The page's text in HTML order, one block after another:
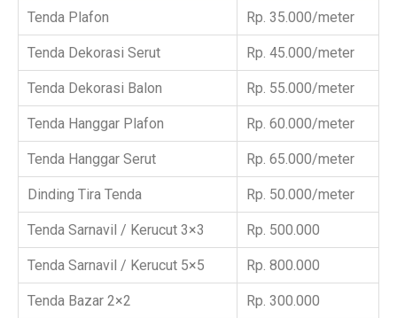
Tenda Plafon Rp. 35.000/meter
Tenda Dekorasi Serut Rp. 45.000/meter
Tenda Dekorasi Balon Rp. 55.000/meter
Tenda Hanggar Plafon Rp. 60.000/meter
Tenda Hanggar Serut Rp. 65.000/meter
Dinding Tira Tenda Rp. 50.000/meter
Tenda Sarnavil / Kerucut 3×3 Rp. 500.000
Tenda Sarnavil / Kerucut 5×5 Rp. 800.000
Tenda Bazar 2×2 Rp. 300.000